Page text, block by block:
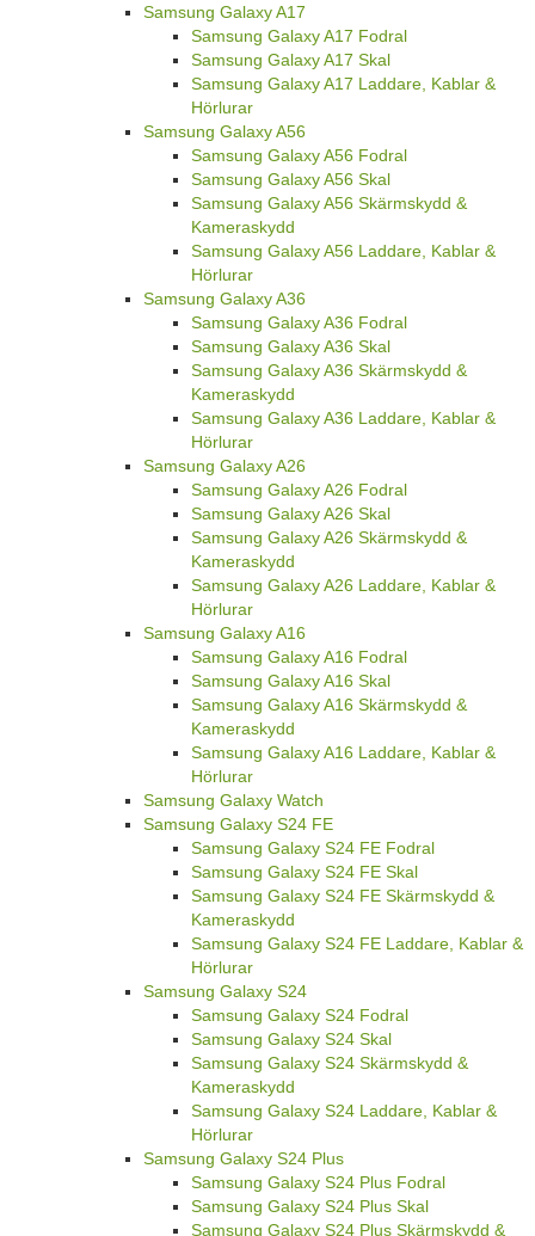
Samsung Galaxy A17
Samsung Galaxy A17 Fodral
Samsung Galaxy A17 Skal
Samsung Galaxy A17 Laddare, Kablar &
Hörlurar
Samsung Galaxy A56
Samsung Galaxy A56 Fodral
Samsung Galaxy A56 Skal
Samsung Galaxy A56 Skärmskydd &
Kameraskydd
Samsung Galaxy A56 Laddare, Kablar &
Hörlurar
Samsung Galaxy A36
Samsung Galaxy A36 Fodral
Samsung Galaxy A36 Skal
Samsung Galaxy A36 Skärmskydd &
Kameraskydd
Samsung Galaxy A36 Laddare, Kablar &
Hörlurar
Samsung Galaxy A26
Samsung Galaxy A26 Fodral
Samsung Galaxy A26 Skal
Samsung Galaxy A26 Skärmskydd &
Kameraskydd
Samsung Galaxy A26 Laddare, Kablar &
Hörlurar
Samsung Galaxy A16
Samsung Galaxy A16 Fodral
Samsung Galaxy A16 Skal
Samsung Galaxy A16 Skärmskydd &
Kameraskydd
Samsung Galaxy A16 Laddare, Kablar &
Hörlurar
Samsung Galaxy Watch
Samsung Galaxy S24 FE
Samsung Galaxy S24 FE Fodral
Samsung Galaxy S24 FE Skal
Samsung Galaxy S24 FE Skärmskydd &
Kameraskydd
Samsung Galaxy S24 FE Laddare, Kablar &
Hörlurar
Samsung Galaxy S24
Samsung Galaxy S24 Fodral
Samsung Galaxy S24 Skal
Samsung Galaxy S24 Skärmskydd &
Kameraskydd
Samsung Galaxy S24 Laddare, Kablar &
Hörlurar
Samsung Galaxy S24 Plus
Samsung Galaxy S24 Plus Fodral
Samsung Galaxy S24 Plus Skal
Samsung Galaxy S24 Plus Skärmskydd &